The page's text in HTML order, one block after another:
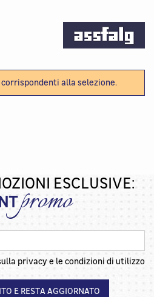
alla selezione.
ESCLUSIVE:
promo
privacy e le condizioni di utilizzo
E RESTA AGGIORNATO